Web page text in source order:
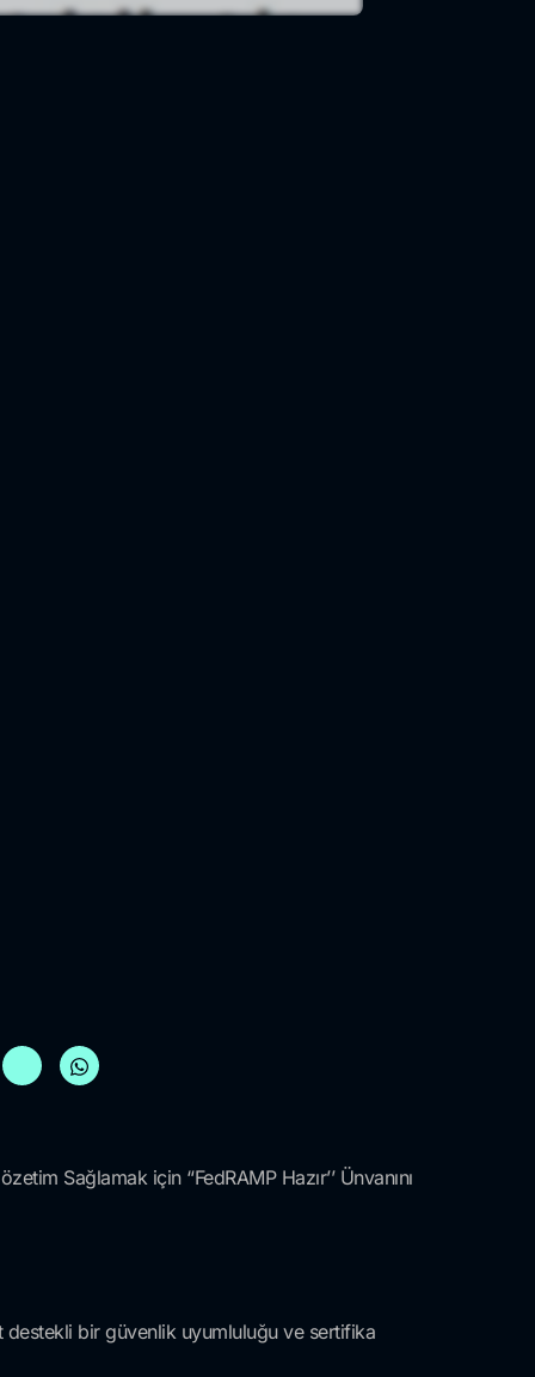
Sağlamak için “FedRAMP Hazır’’ Ünvanını
destekli bir güvenlik uyumluluğu ve sertifika